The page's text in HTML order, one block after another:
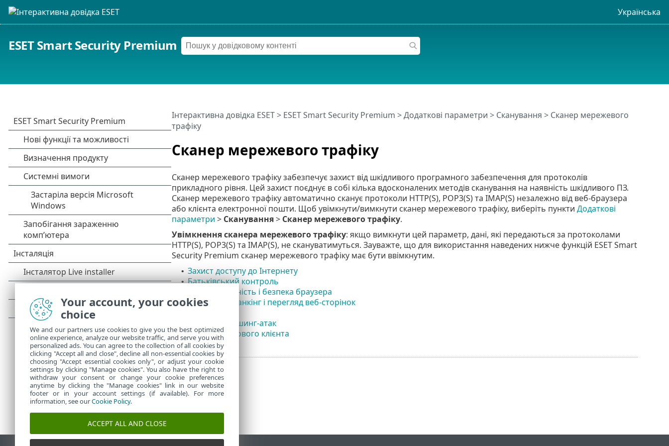
Українська
ESET Smart Security Premium
Сканер мережевого трафіку
Інтерактивна довідка ESET> ESET Smart Security Premium >Додаткові параметри > Сканування > Сканер мережевого
трафіку
Сканер мережевого трафіку забезпечує захист від шкідливого програмного забезпечення для протоколів
прикладного рівня. Цей захист поєднує в собі кілька вдосконалених методів сканування на наявність шкідливого ПЗ.
Сканер мережевого трафіку автоматично сканує протоколи HTTP(S), POP3(S) та IMAP(S) незалежно від веб-браузера
або клієнта електронної пошти. Щоб увімкнути/вимкнути сканер мережевого трафіку, виберіть пункти Додаткові
параметри > Сканування> Сканер мережевого трафіку.
Увімкнення сканера мережевого трафіку: якщо вимкнути цей параметр, дані, які передаються за протоколами
HTTP(S), POP3(S) та IMAP(S), не скануватимуться. Зауважте, що для використання наведених нижче функцій ESET Smart
Security Premium сканер мережевого трафіку має бути ввімкнутим.
• Захист доступу до Інтернету
• Батьківський контроль
Конфіденційність і безпека браузера
• Безпечний банкінг і перегляд веб-сторінок
Захист від фішинг-атак
• Захист поштового клієнта
Your account, your cookies
choice
We and our partners use cookies to give you the best optimized
online experience, analyze our website traffic, and serve you with
personalized ads. You can agree to the collection of all cookies by
clicking "Accept all and close", decline all non-essential cookies by
choosing "Accept essential cookies only", or adjust your cookie
settings by clicking "Manage cookies". You also have the right to
withdraw your consent or change your cookie preferences
anytime by clicking the "Manage cookies" link in our website
footer or in your account settings (if available). For more
information, see ourCookie Policy.
ACCEPT ALL AND CLOSE